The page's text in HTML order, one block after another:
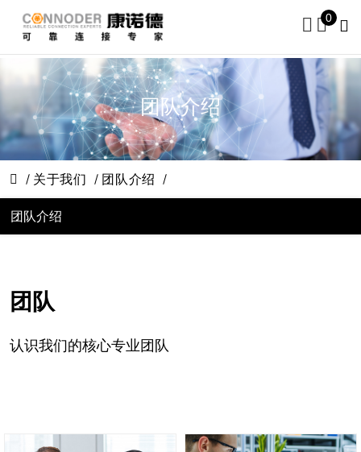
0
团队介绍
关于我们 团队介绍
团队介绍
团队
认识我们的核心专业团队